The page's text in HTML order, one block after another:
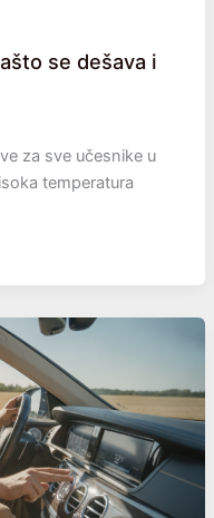
se dešava i
za sve učesnike u
temperatura